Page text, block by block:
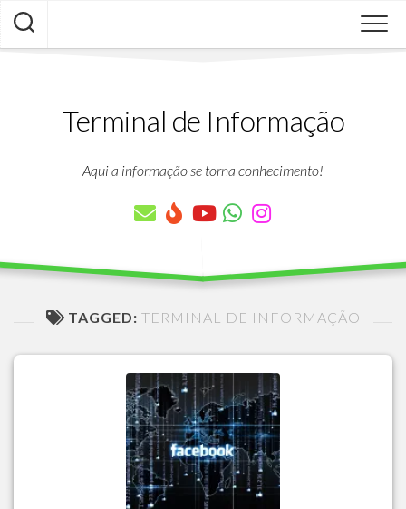
Skip
content
Terminal de Informação
Aqui a informação se torna conhecimento!
TAGGED: TERMINAL DE INFORMAÇÃO